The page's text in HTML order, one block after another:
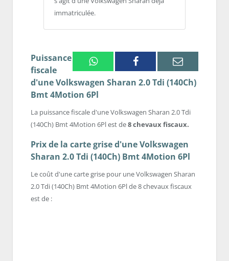
immatriculée.
WhatsappFacebook Email
Puissance
fiscale
d'une Volkswagen Sharan 2.0 Tdi (140Ch)
Bmt 4Motion 6Pl
La puissance fiscale d'une Volkswagen Sharan 2.0 Tdi
(140Ch) Bmt 4Motion 6Pl est de8 chevaux fiscaux.
Prix de la carte grise d'une Volkswagen
Sharan 2.0 Tdi (140Ch) Bmt 4Motion 6Pl
Le coût d'une carte grise pour une Volkswagen Sharan
2.0 Tdi (140Ch) Bmt 4Motion 6Pl de 8 chevaux fiscaux
est de :